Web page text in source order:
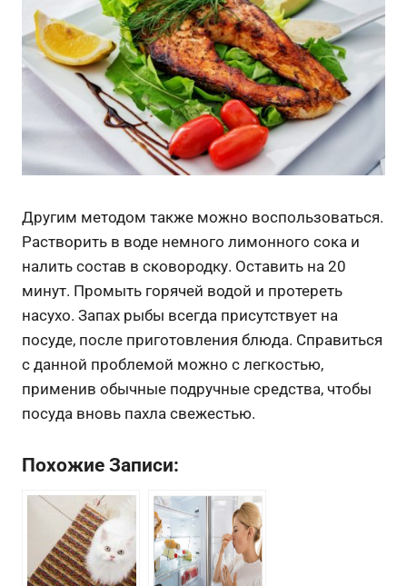
Другим методом также можно воспользоваться.
Растворить в воде немного лимонного сока и
налить состав в сковородку. Оставить на 20
минут. Промыть горячей водой и протереть
насухо. Запах рыбы всегда присутствует на
посуде, после приготовления блюда. Справиться
с данной проблемой можно с легкостью,
применив обычные подручные средства, чтобы
посуда вновь пахла свежестью.
Похожие Записи: